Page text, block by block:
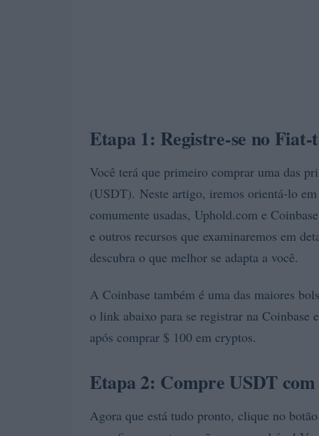
Etapa 1: Registre-se no
Você terá que primeiro comprar uma das
(USDT). Neste artigo, iremos orientá-lo
comumente usadas, Uphold.com e
e outros recursos que examinaremos em
descubra o que melhor se adapta a você.
A Coinbase também é uma das maiores
o link abaixo para se registrar na Coinbase
após comprar $ 100 em cryptos.
Etapa 2: Compre USDT
Agora que está tudo pronto, clique no